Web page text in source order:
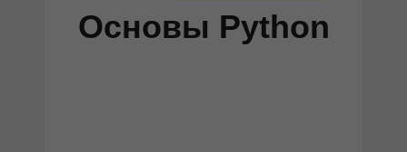
Основы Python